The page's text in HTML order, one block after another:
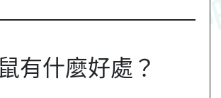
有什麼好處？